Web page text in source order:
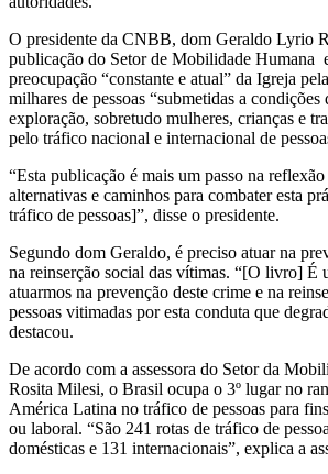
O presidente da CNBB, dom Geraldo Lyrio
publicação do Setor de Mobilidade Humana
preocupação “constante e atual” da Igreja
milhares de pessoas “submetidas a condições
exploração, sobretudo mulheres, crianças e
pelo tráfico nacional e internacional de
“Esta publicação é mais um passo na
alternativas e caminhos para combater esta
tráfico de pessoas]”, disse o presidente.
Segundo dom Geraldo, é preciso atuar na
na reinserção social das vítimas. “[O livro] É
atuarmos na prevenção deste crime e na
pessoas vitimadas por esta conduta que
destacou.
De acordo com a assessora do Setor da
Rosita Milesi, o Brasil ocupa o 3º lugar no
América Latina no tráfico de pessoas para
ou laboral. “São 241 rotas de tráfico de
domésticas e 131 internacionais”, explica a